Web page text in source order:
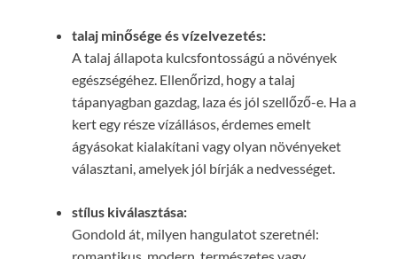
talaj minősége és vízelvezetés:
A talaj állapota kulcsfontosságú a növények
egészségéhez. Ellenőrizd, hogy a talaj
tápanyagban gazdag, laza és jól szellőző-e. Ha a
kert egy része vízállásos, érdemes emelt
ágyásokat kialakítani vagy olyan növényeket
választani, amelyek jól bírják a nedvességet.
stílus kiválasztása:
Gondold át, milyen hangulatot szeretnél:
romantikus, modern, természetes vagy